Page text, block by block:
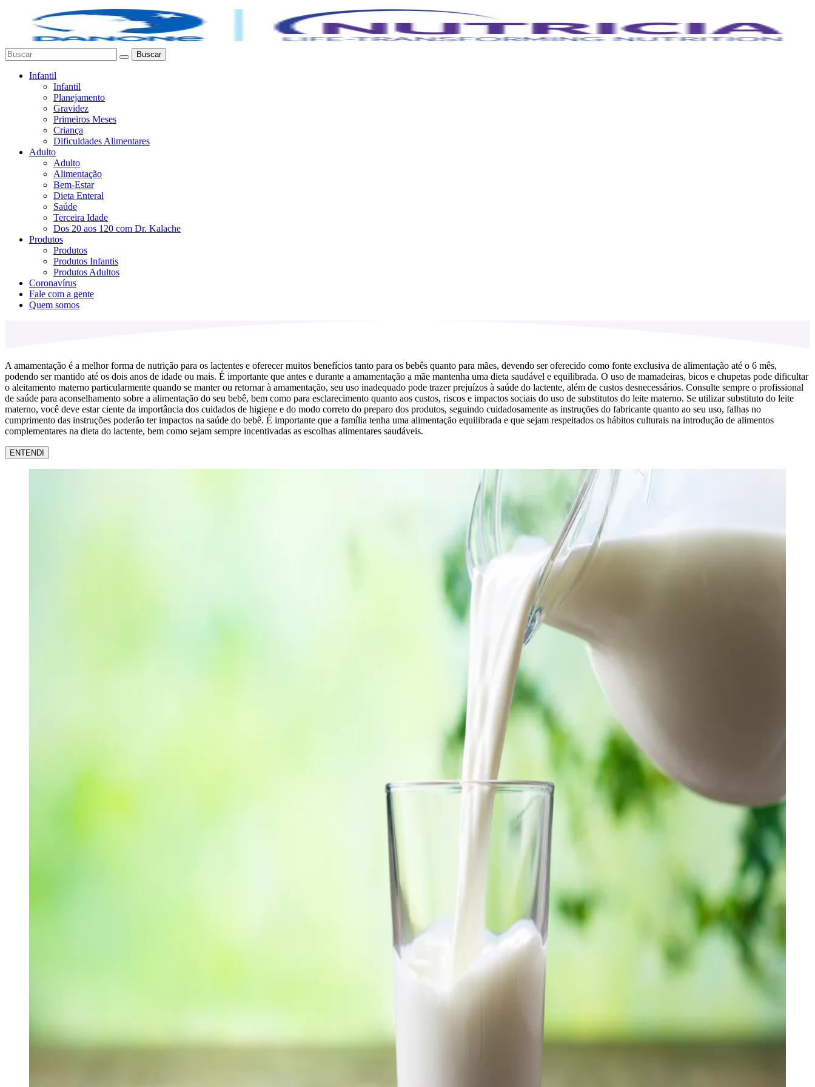
Buscar
Infantil
Infantil
Planejamento
Gravidez
Primeiros Meses
Criança
Dificuldades Alimentares
Adulto
Adulto
Alimentação
Bem-Estar
Dieta Enteral
Saúde
Terceira Idade
Dos 20 aos 120 com Dr. Kalache
Produtos
Produtos
Produtos Infantis
Produtos Adultos
Coronavírus
Fale com a gente
Quem somos
A amamentação é a melhor forma de nutrição para os lactentes e oferecer muitos benefícios tanto para os bebês quanto para mães, devendo ser oferecido como fonte exclusiva de alimentação até o 6 mês,
podendo ser mantido até os dois anos de idade ou mais. É importante que antes e durante a amamentação a mãe mantenha uma dieta saudável e equilibrada. O uso de mamadeiras, bicos e chupetas pode dificultar
o aleitamento materno particularmente quando se manter ou retornar à amamentação, seu uso inadequado pode trazer prejuízos à saúde do lactente, além de custos desnecessários. Consulte sempre o profissional
de saúde para aconselhamento sobre a alimentação do seu bebê, bem como para esclarecimento quanto aos custos, riscos e impactos sociais do uso de substitutos do leite materno. Se utilizar substituto do leite
materno, você deve estar ciente da importância dos cuidados de higiene e do modo correto do preparo dos produtos, seguindo cuidadosamente as instruções do fabricante quanto ao seu uso, falhas no
cumprimento das instruções poderão ter impactos na saúde do bebê. É importante que a família tenha uma alimentação equilibrada e que sejam respeitados os hábitos culturais na introdução de alimentos
complementares na dieta do lactente, bem como sejam sempre incentivadas as escolhas alimentares saudáveis.
ENTENDI